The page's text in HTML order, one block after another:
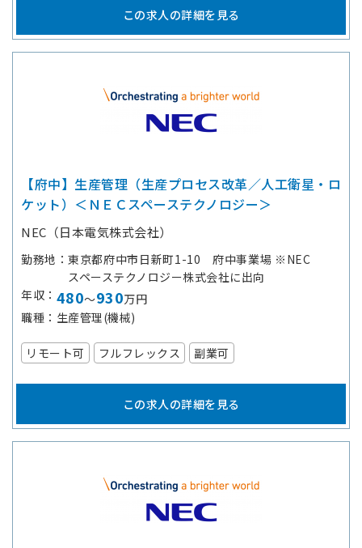
この求人の詳細を見る
【府中】生産管理（生産プロセス改革／人工衛星・ロ
ケット）＜ＮＥＣスペーステクノロジー＞
NEC（日本電気株式会社）
勤務地
東京都府中市日新町1-10 府中事業場 ※NEC
スペーステクノロジー株式会社に出向
年収
480～930万円
職種
生産管理(機械)
リモート可 フルフレックス 副業可
この求人の詳細を見る